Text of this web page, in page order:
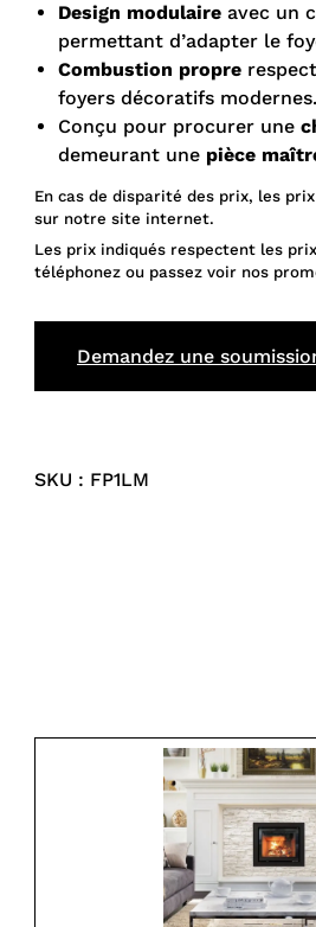
SKU : FP1LM
Design modulaire avec un
permettant d’adapter le
Combustion propre
foyers décoratifs modernes.
Conçu pour procurer une
demeurant une pièce
En cas de disparité des prix, les
sur notre site internet.
Les prix indiqués respectent les
téléphonez ou passez voir nos
Demandez une